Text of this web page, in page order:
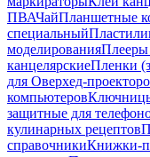
ПВАЧайПланшетные
специальный
моделирования
канцелярскиеПленки
для Оверхед-
компьютеров
защитные для
кулинарных рецептов
справочникиКнижки-